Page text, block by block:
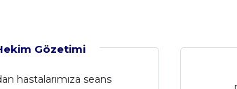
Gözetimi
hastalarımıza seans